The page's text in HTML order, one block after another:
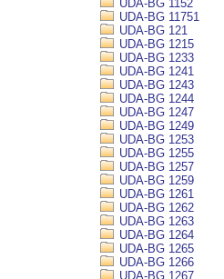
UDA-BG 1152
UDA-BG 11751
UDA-BG 121
UDA-BG 1215
UDA-BG 1233
UDA-BG 1241
UDA-BG 1243
UDA-BG 1244
UDA-BG 1247
UDA-BG 1249
UDA-BG 1253
UDA-BG 1255
UDA-BG 1257
UDA-BG 1259
UDA-BG 1261
UDA-BG 1262
UDA-BG 1263
UDA-BG 1264
UDA-BG 1265
UDA-BG 1266
UDA-BG 1267